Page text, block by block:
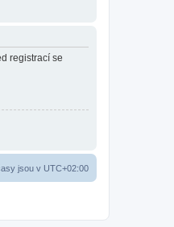
registrací se
jsou v UTC+02:00